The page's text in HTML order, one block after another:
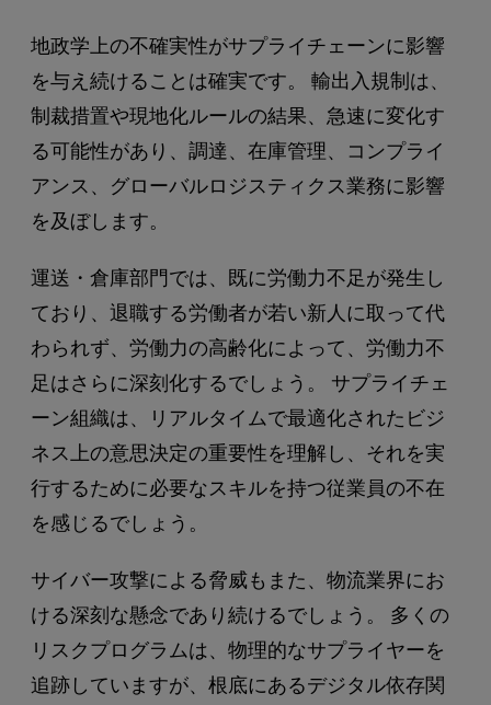
地政学上の不確実性がサプライチェーンに影響
を与え続けることは確実です。 輸出入規制は、
制裁措置や現地化ルールの結果、急速に変化す
る可能性があり、調達、在庫管理、コンプライ
アンス、グローバルロジスティクス業務に影響
を及ぼします。
運送・倉庫部門では、既に労働力不足が発生し
ており、退職する労働者が若い新人に取って代
わられず、労働力の高齢化によって、労働力不
足はさらに深刻化するでしょう。 サプライチェ
ーン組織は、リアルタイムで最適化されたビジ
ネス上の意思決定の重要性を理解し、それを実
行するために必要なスキルを持つ従業員の不在
を感じるでしょう。
サイバー攻撃による脅威もまた、物流業界にお
ける深刻な懸念であり続けるでしょう。 多くの
リスクプログラムは、物理的なサプライヤーを
追跡していますが、根底にあるデジタル依存関